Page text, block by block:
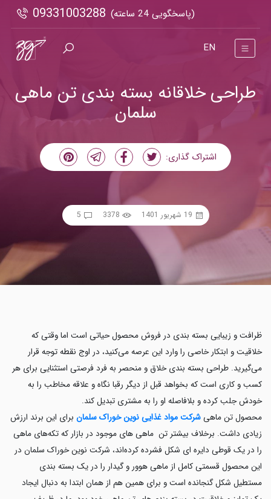
(پاسخگویی 24 ساعته) 09331003288
EN
طراحی خلاقانه بسته بندی تن ماهی
سلمان
اشتراک گذاری:
19 شهریور 1401 3378
5
ظرافت و زیبایی بسته بندی در فروش محصول حیاتی است اما وقتی که
خلاقیت و ابتکار خاصی را وارد این عرصه می‌کنید، در اوج نقطه توجه قرار
می‌گیرید. طراحی بسته بندی خلاق و منحصر به فرد فرصتی استثنایی برای هر
کسب و کاری است که بخواهد قبل از دیگر رقبا نگاه و علاقه مخاطب را به
خودش جلب کرده و بلافاصله او را به مشتری تبدیل کند.
محصول تن ماهیشرکت مواد غذایی نوین خوراک سلمان برای این برند ارزش
زیادی داشت. برخلاف بیشتر تن ماهی های موجود در بازار که تکه‌های ماهی
را در یک قوطی دایره ای شکل فشرده کرده‌اند، شرکت نوین خوراک سلمان در
این محصول قسمتی کامل از ماهی هوور و گیدار را در یک بسته بندی
مستطیل شکل گنجانده است و برای همین هم از همان ابتدا به دنبال ایجاد